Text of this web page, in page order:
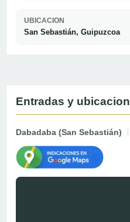
UBICACION
San Sebastián, Guipuzcoa
Entradas y ubicacion
Dabadaba (San Sebastián)